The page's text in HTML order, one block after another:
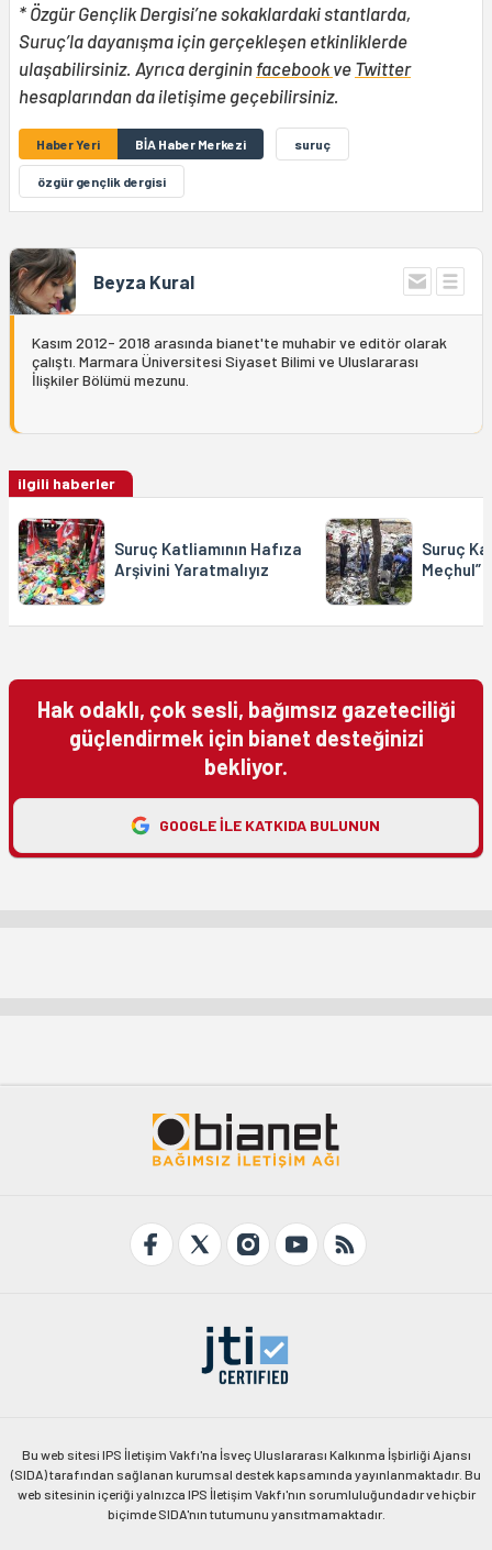
* Özgür Gençlik Dergisi’ne sokaklardaki stantlarda,
Suruç’la dayanışma için gerçekleşen etkinliklerde
ulaşabilirsiniz. Ayrıca derginin facebookve Twitter
hesaplarından da iletişime geçebilirsiniz.
Haber Yeri BİA Haber Merkezi suruç
özgür gençlik dergisi
Beyza Kural
Kasım 2012- 2018 arasında bianet'te muhabir ve editör olarak
çalıştı. Marmara Üniversitesi Siyaset Bilimi ve Uluslararası
İlişkiler Bölümü mezunu.
ilgili haberler
Suruç Katliamının Hafıza
Arşivini Yaratmalıyız
Suruç
Meçhul”
Hak odaklı, çok sesli, bağımsız gazeteciliği
güçlendirmek için bianet desteğinizi
bekliyor.
GOOGLE ILE KATKIDA BULUNUN
Bu web sitesi IPS İletişim Vakfı'na İsveç Uluslararası Kalkınma İşbirliği Ajansı
(SIDA) tarafından sağlanan kurumsal destek kapsamında yayınlanmaktadır. Bu
web sitesinin içeriği yalnızca IPS İletişim Vakfı'nın sorumluluğundadır ve hiçbir
biçimde SIDA'nın tutumunu yansıtmamaktadır.